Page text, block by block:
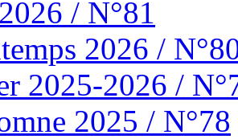
/ N°81
2026 /
2025-2026 /
2025 / N°78